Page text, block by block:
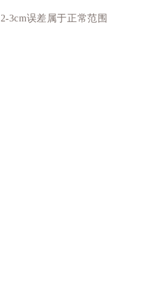
2-3cm误差属于正常范围